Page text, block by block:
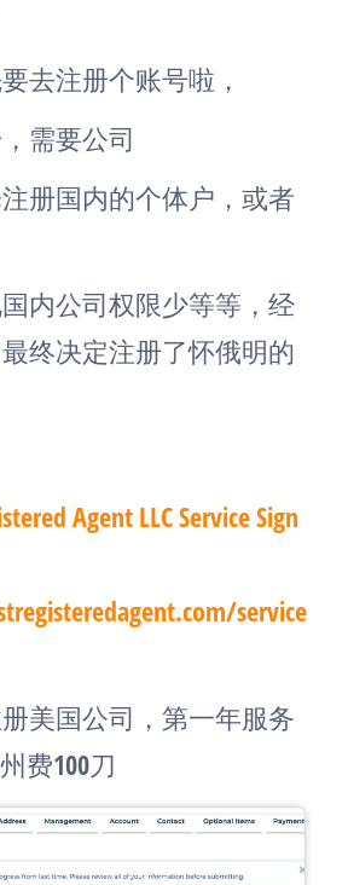
去注册个账号啦，
需要公司
册国内的个体户，或者
内公司权限少等等，经
终决定注册了怀俄明的
Agent LLC Service Sign
service
美国公司，第一年服务
费100刀